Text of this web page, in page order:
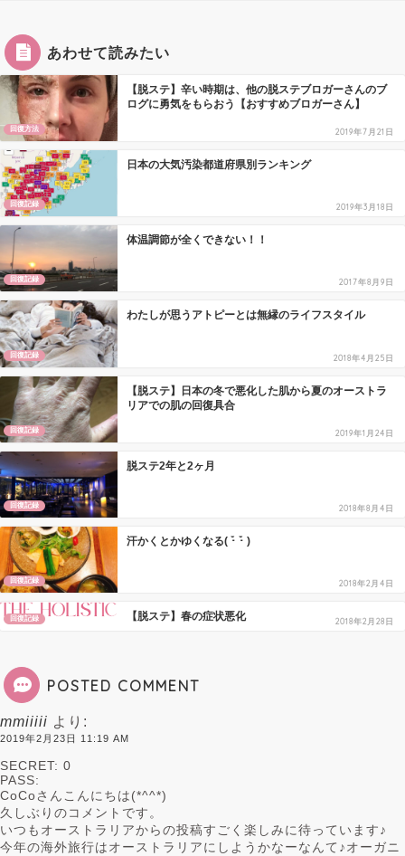
あわせて読みたい
回復方法
【脱ステ】辛い時期は、他の脱ステブロガーさんのブ
ログに勇気をもらおう【おすすめブロガーさん】
2019年7月21日
回復記録
日本の大気汚染都道府県別ランキング
2019年3月18日
回復記録
体温調節が全くできない！！
2017年8月9日
回復記録
わたしが思うアトピーとは無縁のライフスタイル
2018年4月25日
回復記録
【脱ステ】日本の冬で悪化した肌から夏のオーストラ
リアでの肌の回復具合
2019年1月24日
回復記録
脱ステ2年と2ヶ月
2018年8月4日
回復記録
汗かくとかゆくなる( ･̆ ･̆ )
2018年2月4日
回復記録 【脱ステ】春の症状悪化 2018年2月28日
POSTED COMMENT
mmiiiii より:
2019年2月23日 11:19 AM
SECRET: 0
PASS:
CoCoさんこんにちは(*^^*)
久しぶりのコメントです。
いつもオーストラリアからの投稿すごく楽しみに待っています♪
今年の海外旅行はオーストラリアにしようかなーなんて♪オーガニ